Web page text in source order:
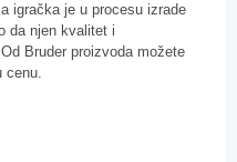
igračka je u procesu izrade
da njen kvalitet i
Bruder proizvoda možete
cenu.